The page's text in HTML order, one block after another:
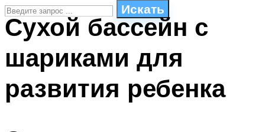
Искать
СТИЛИ ПЛАВАНЬЯ
ПЛАВАНЬЕ ДЛЯ ДЕТЕЙ
БАССЕЙН ДЛЯ ДОМА
Сухой бассейн с
шариками для
развития ребенка